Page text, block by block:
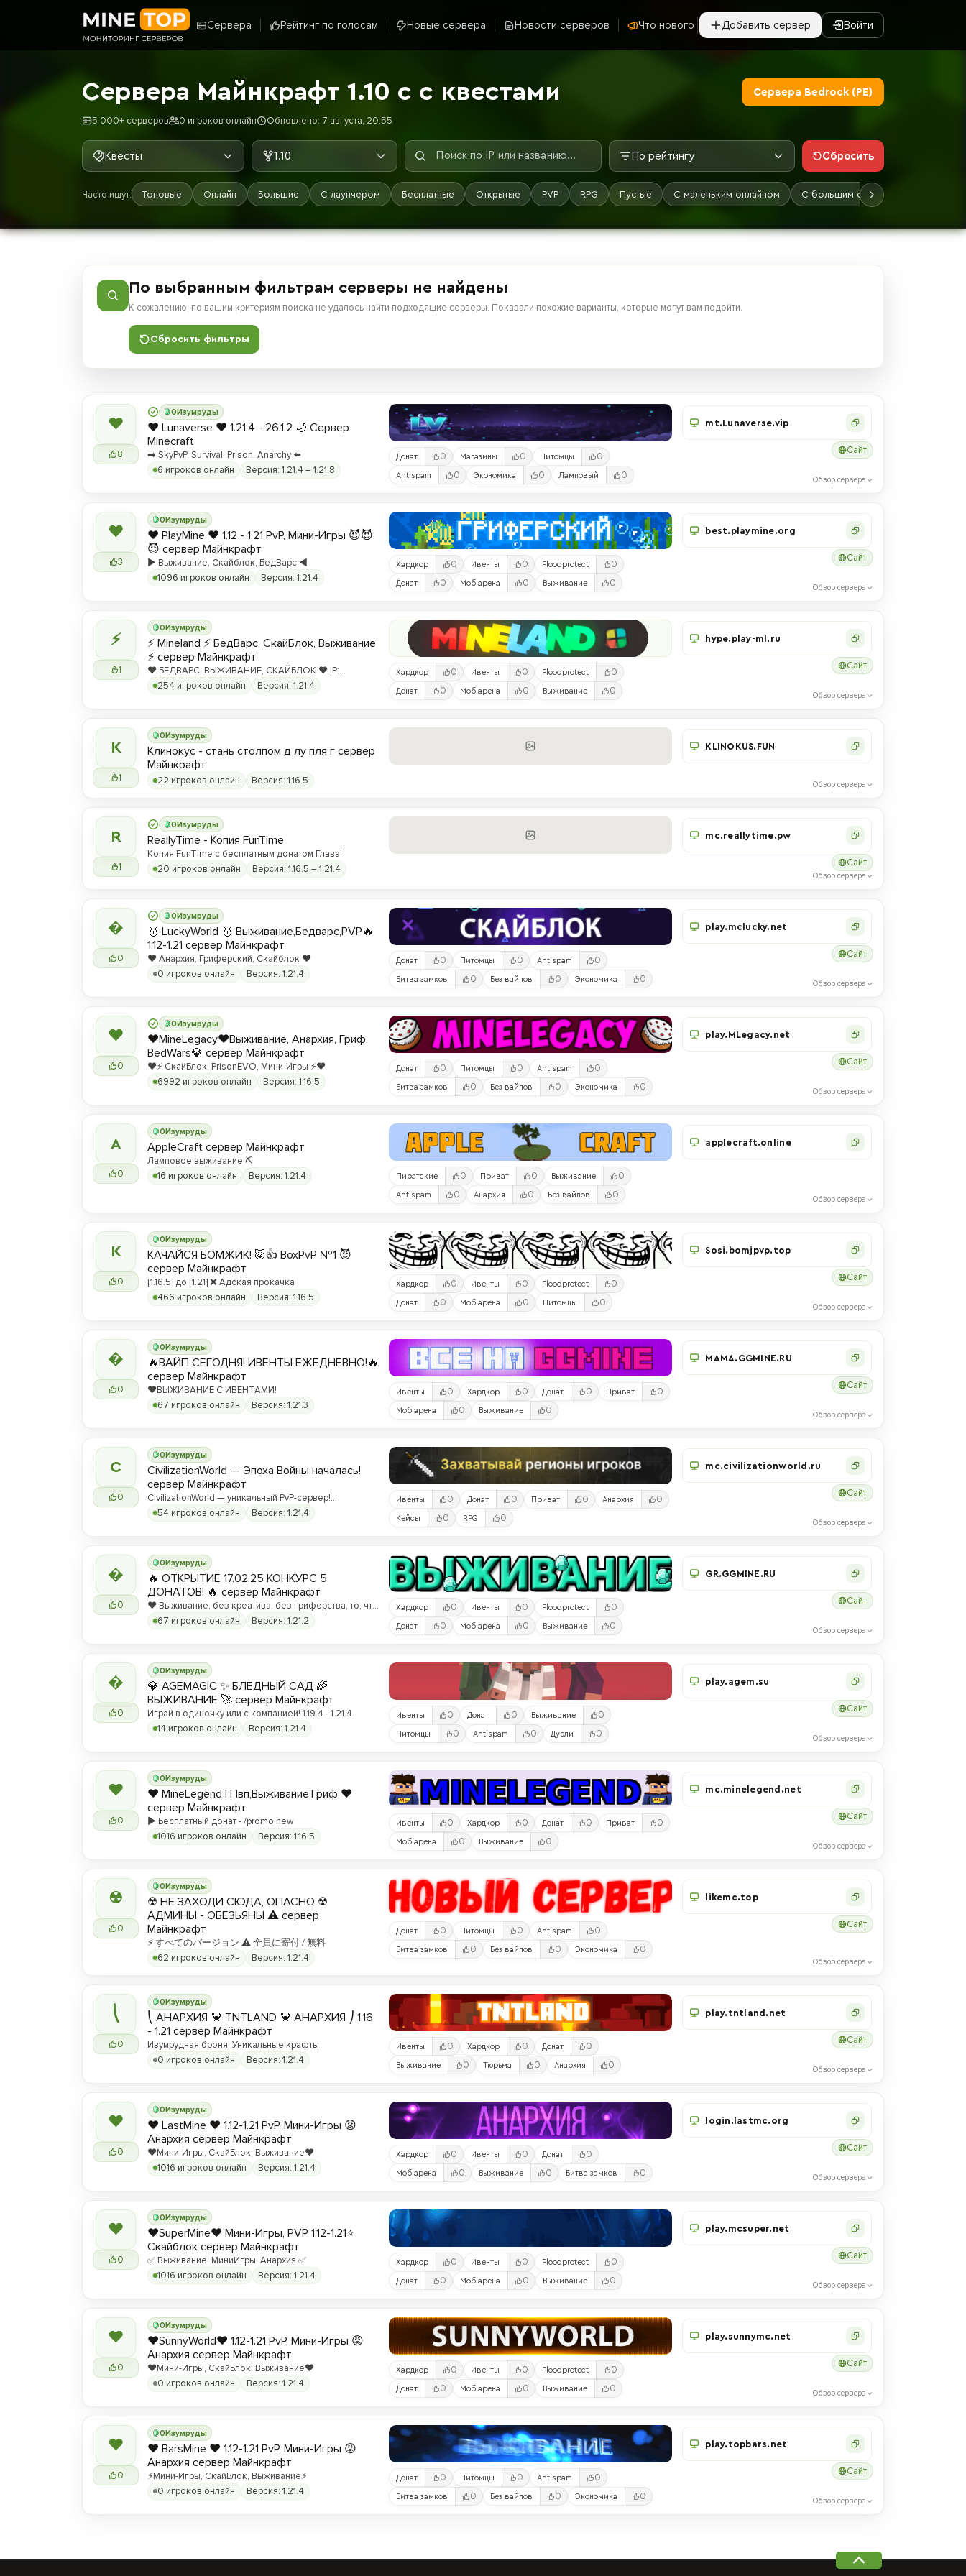
Сервера Рейтинг по голосам Новые сервера Новости серверов Что нового Добавить сервер Войти
Сервера Майнкрафт 1.10 с с квестами
5 000+ серверов 0 игроков онлайн Обновлено: 7 августа, 20:55
Сервера Bedrock (PE)
Квесты 1.10 По рейтингу Сбросить
Часто ищут: Топовые Онлайн Большие С лаунчером Бесплатные Открытые PVP RPG Пустые С маленьким онлайном С большим онлайном
По выбранным фильтрам серверы не найдены
К сожалению, по вашим критериям поиска не удалось найти подходящие серверы. Показали похожие варианты, которые могут вам подойти.
Сбросить фильтры
❤
8
0Изумруды
❤️ Lunaverse ❤️ 1.21.4 - 26.1.2 🌙 Сервер
Minecraft
➡️ SkyPvP, Survival, Prison, Anarchy ⬅️
6 игроков онлайн
Версия: 1.21.4 – 1.21.8
Донат 0 Магазины 0 Питомцы 0
Antispam 0 Экономика 0 Ламповый 0
mt.Lunaverse.vip
Сайт
Обзор сервера
❤
3
0Изумруды
❤️ PlayMine ❤️ 1.12 - 1.21 PvP, Мини-Игры 😈😈
😈 сервер Майнкрафт
▶️ Выживание, Скайблок, БедВарс ◀️
1096 игроков онлайн
Версия: 1.21.4
Хардкор 0 Ивенты 0 Floodprotect 0
Донат 0 Моб арена 0 Выживание 0
best.playmine.org
Сайт
Обзор сервера
⚡
1
0Изумруды
⚡ Mineland ⚡ БедВарс, СкайБлок, Выживание
⚡ сервер Майнкрафт
❤️ БЕДВАРС, ВЫЖИВАНИЕ, СКАЙБЛОК ❤️ IP:
hype.play-ml.ru ❤️
254 игроков онлайн Версия: 1.21.4
Хардкор 0 Ивенты 0 Floodprotect 0
Донат 0 Моб арена 0 Выживание 0
hype.play-ml.ru
Сайт
Обзор сервера
К
1
0Изумруды
Клинокус - стань столпом д лу пля г сервер
Майнкрафт
22 игроков онлайн Версия: 1.16.5
KLINOKUS.FUN
Обзор сервера
R
1
0Изумруды
ReallyTime - Копия FunTime
Копия FunTime с бесплатным донатом Глава!
20 игроков онлайн
Версия: 1.16.5 – 1.21.4
mc.reallytime.pw
Сайт
Обзор сервера

0
0Изумруды
🥇 LuckyWorld 🥇 Выживание,Бедварс,PVP🔥
1.12-1.21 сервер Майнкрафт
❤️ Анархия, Гриферский, Скайблок ❤️
0 игроков онлайн
Версия: 1.21.4
Донат 0 Питомцы 0 Antispam 0
Битва замков 0 Без вайпов 0 Экономика 0
play.mclucky.net
Сайт
Обзор сервера
❤
0
0Изумруды
❤️MineLegacy❤️Выживание, Анархия, Гриф,
BedWars💎 сервер Майнкрафт
❤️⚡️ СкайБлок, PrisonEVO, Мини-Игры ⚡️❤️
6992 игроков онлайн
Версия: 1.16.5
Донат 0 Питомцы 0 Antispam 0
Битва замков 0 Без вайпов 0 Экономика 0
play.MLegacy.net
Сайт
Обзор сервера
A
0
0Изумруды
AppleCraft сервер Майнкрафт
Ламповое выживание ⛏️
16 игроков онлайн
Версия: 1.21.4 Пиратские 0 Приват 0 Выживание 0
Antispam 0 Анархия 0 Без вайпов 0
applecraft.online
Обзор сервера
К
0
0Изумруды
КАЧАЙСЯ БОМЖИК! 🐷👍 BoxPvP №1 😈
сервер Майнкрафт
[1.16.5] до [1.21] ❌ Адская прокачка
466 игроков онлайн
Версия: 1.16.5
Хардкор 0 Ивенты 0 Floodprotect 0
Донат 0 Моб арена 0 Питомцы 0
Sosi.bomjpvp.top
Сайт
Обзор сервера

0
0Изумруды
🔥ВАЙП СЕГОДНЯ! ИВЕНТЫ ЕЖЕДНЕВНО!🔥
сервер Майнкрафт
❤️ВЫЖИВАНИЕ С ИВЕНТАМИ!
67 игроков онлайн
Версия: 1.21.3
Ивенты 0 Хардкор 0 Донат 0 Приват 0
Моб арена 0 Выживание 0
MAMA.GGMINE.RU
Сайт
Обзор сервера
C
0
0Изумруды
CivilizationWorld — Эпоха Войны началась!
сервер Майнкрафт
CivilizationWorld — уникальный PvP-сервер!
Присоединяйся и стань частью эпического
противостояния между Альвами и Йотунами!
54 игроков онлайн Версия: 1.21.4
Ивенты 0 Донат 0 Приват 0 Анархия 0
Кейсы 0 RPG 0
mc.civilizationworld.ru
Сайт
Обзор сервера

0
0Изумруды
🔥 ОТКРЫТИЕ 17.02.25 КОНКУРС 5
ДОНАТОВ! 🔥 сервер Майнкрафт
❤️ Выживание, без креатива, без гриферства, то, что
вы любите! ❤️
67 игроков онлайн Версия: 1.21.2
Хардкор 0 Ивенты 0 Floodprotect 0
Донат 0 Моб арена 0 Выживание 0
GR.GGMINE.RU
Сайт
Обзор сервера

0
0Изумруды
💎 AGEMAGIC ✨ БЛЕДНЫЙ САД 🌈
ВЫЖИВАНИЕ 🚀 сервер Майнкрафт
Играй в одиночку или с компанией! 1.19.4 - 1.21.4
14 игроков онлайн
Версия: 1.21.4
Ивенты 0 Донат 0 Выживание 0
Питомцы 0 Antispam 0 Дуэли 0
play.agem.su
Сайт
Обзор сервера
❤
0
0Изумруды
❤️ MineLegend | Пвп,Выживание,Гриф ❤️
сервер Майнкрафт
▶️ Бесплатный донат - /promo new
1016 игроков онлайн
Версия: 1.16.5
Ивенты 0 Хардкор 0 Донат 0 Приват 0
Моб арена 0 Выживание 0
mc.minelegend.net
Сайт
Обзор сервера
☢
0
0Изумруды
☢ НЕ ЗАХОДИ СЮДА, ОПАСНО ☢
АДМИНЫ - ОБЕЗЬЯНЫ ⚠ сервер
Майнкрафт
⚡ すべてのバージョン ⚠ 全員に寄付 / 無料
62 игроков онлайн
Версия: 1.21.4
Донат 0 Питомцы 0 Antispam 0
Битва замков 0 Без вайпов 0 Экономика 0
likemc.top
Сайт
Обзор сервера
⎝
0
0Изумруды
⎝ АНАРХИЯ 🦀 TNTLAND 🦀 АНАРХИЯ ⎠ 1.16
- 1.21 сервер Майнкрафт
Изумрудная броня, Уникальные крафты
0 игроков онлайн
Версия: 1.21.4
Ивенты 0 Хардкор 0 Донат 0
Выживание 0 Тюрьма 0 Анархия 0
play.tntland.net
Сайт
Обзор сервера
❤
0
0Изумруды
❤️ LastMine ❤️ 1.12-1.21 PvP, Мини-Игры 😡
Анархия сервер Майнкрафт
❤️Мини-Игры, СкайБлок, Выживание❤️
1016 игроков онлайн
Версия: 1.21.4
Хардкор 0 Ивенты 0 Донат 0
Моб арена 0 Выживание 0 Битва замков 0
login.lastmc.org
Сайт
Обзор сервера
❤
0
0Изумруды
❤️SuperMine❤️ Мини-Игры, PVP 1.12-1.21⭐
Скайблок сервер Майнкрафт
✅ Выживание, МиниИгры, Анархия ✅
1016 игроков онлайн
Версия: 1.21.4
Хардкор 0 Ивенты 0 Floodprotect 0
Донат 0 Моб арена 0 Выживание 0
play.mcsuper.net
Сайт
Обзор сервера
❤
0
0Изумруды
❤️SunnyWorld❤️ 1.12-1.21 PvP, Мини-Игры 😡
Анархия сервер Майнкрафт
❤️Мини-Игры, СкайБлок, Выживание❤️
0 игроков онлайн
Версия: 1.21.4
Хардкор 0 Ивенты 0 Floodprotect 0
Донат 0 Моб арена 0 Выживание 0
play.sunnymc.net
Сайт
Обзор сервера
❤
0
0Изумруды
❤️ BarsMine ❤️ 1.12-1.21 PvP, Мини-Игры 😡
Анархия сервер Майнкрафт
⚡Мини-Игры, СкайБлок, Выживание⚡
0 игроков онлайн
Версия: 1.21.4
Донат 0 Питомцы 0 Antispam 0
Битва замков 0 Без вайпов 0 Экономика 0
play.topbars.net
Сайт
Обзор сервера